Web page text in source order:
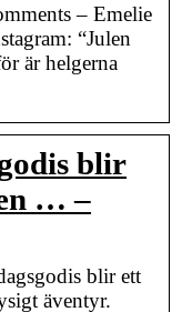
– Emelie
“Julen
är helgerna
blir
… –
blir ett
äventyr.